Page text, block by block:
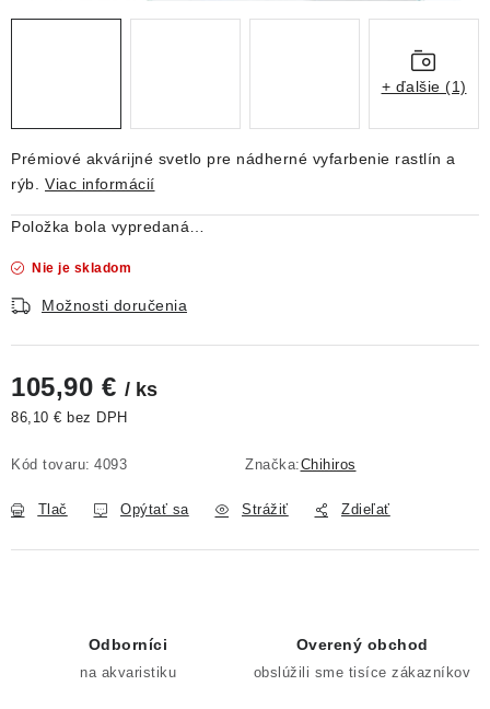
ŽIVOČÍCHY
Moja objednávka
Prémiové akvárijné svetlo pre nádherné vyfarbenie rastlín a
rýb.
Viac informácií
Položka bola vypredaná…
Nie je skladom
Možnosti doručenia
105,90 € / ks
86,10 € bez DPH
Kód tovaru: 4093 Značka:Chihiros
Tlač Opýtať sa Strážiť Zdieľať
+ ďalšie (1)
Odborníci
na akvaristiku
Overený obchod
obslúžili sme tisíce zákazníkov